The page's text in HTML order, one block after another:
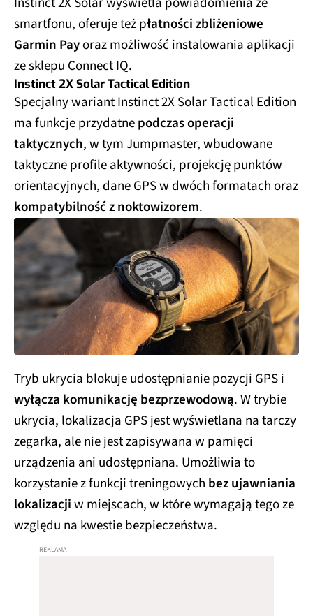
smartfonu, oferuje też płatności zbliżeniowe
Garmin Payoraz możliwość instalowania aplikacji
ze sklepu Connect IQ.
Instinct 2X Solar Tactical Edition
Specjalny wariant Instinct 2X Solar Tactical Edition
ma funkcje przydatnepodczas operacji
taktycznych, w tym Jumpmaster, wbudowane
taktyczne profile aktywności, projekcję punktów
orientacyjnych, dane GPS w dwóch formatach oraz
kompatybilność z noktowizorem.
Tryb ukrycia blokuje udostępnianie pozycji GPS i
wyłącza komunikację bezprzewodową. W trybie
ukrycia, lokalizacja GPS jest wyświetlana na tarczy
zegarka, ale nie jest zapisywana w pamięci
urządzenia ani udostępniana. Umożliwia to
korzystanie z funkcji treningowych bez ujawniania
lokalizacjiw miejscach, w które wymagają tego ze
względu na kwestie bezpieczeństwa.